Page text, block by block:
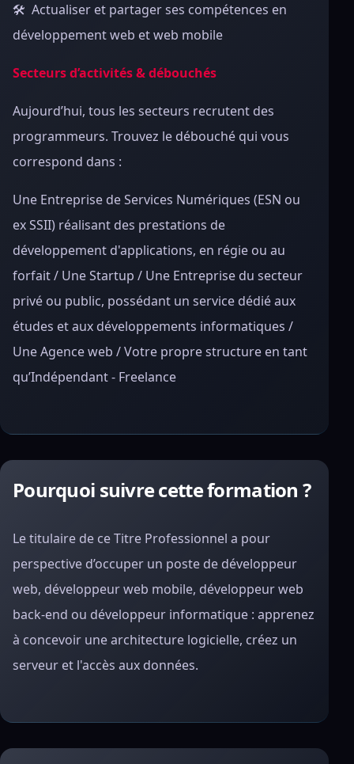
🛠 Actualiser et partager ses compétences en
développement web et web mobile
Secteurs d’activités & débouchés
Aujourd’hui, tous les secteurs recrutent des
programmeurs. Trouvez le débouché qui vous
correspond dans :
Une Entreprise de Services Numériques (ESN ou
ex SSII) réalisant des prestations de
développement d'applications, en régie ou au
forfait / Une Startup / Une Entreprise du secteur
privé ou public, possédant un service dédié aux
études et aux développements informatiques /
Une Agence web / Votre propre structure en tant
qu’Indépendant - Freelance
Pourquoi suivre cette formation ?
Le titulaire de ce Titre Professionnel a pour
perspective d’occuper un poste de développeur
web, développeur web mobile, développeur web
back-end ou développeur informatique : apprenez
à concevoir une architecture logicielle, créez un
serveur et l'accès aux données.